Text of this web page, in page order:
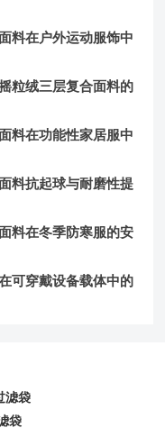
料在户外运动服饰中
粒绒三层复合面料的
料在功能性家居服中
料抗起球与耐磨性提
料在冬季防寒服的安
可穿戴设备载体中的
滤袋
袋